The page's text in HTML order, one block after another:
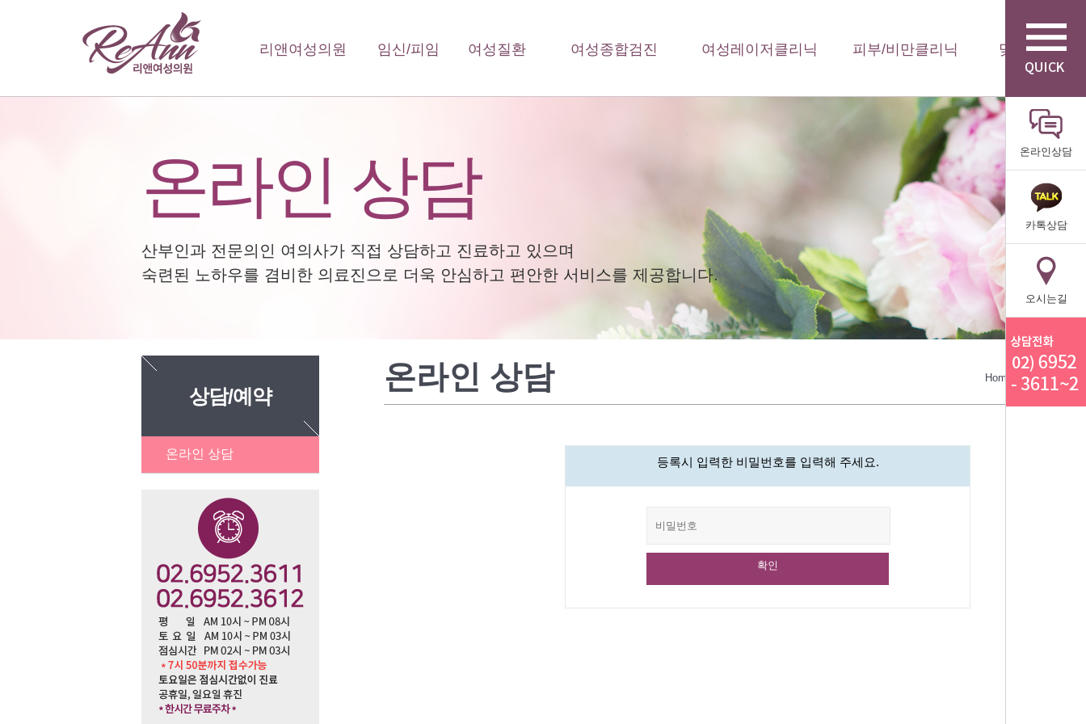
리앤여성의원 임신/피임 여성질환 여성종합검진 여성레이저클리닉 피부/비만클리닉 맞춤형 수액
온라인 상담
산부인과 전문의인 여의사가 직접 상담하고 진료하고 있으며
숙련된 노하우를 겸비한 의료진으로 더욱 안심하고 편안한 서비스를 제공합니다.
상담/예약
온라인 상담
온라인 상담 Home > 상담/예약 >
등록시 입력한 비밀번호를 입력해 주세요.
확인
온라인상담
카톡상담
오시는길